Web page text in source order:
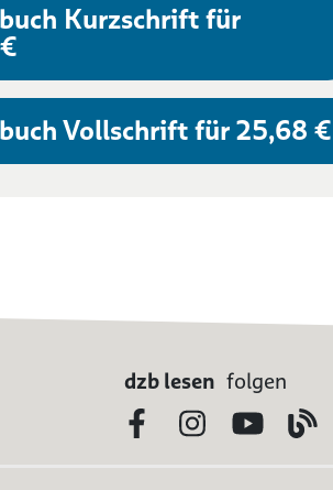
Kurzschrift für
Vollschrift für 25,68 €
dzb lesen folgen
FacebookInstagram
YouTube